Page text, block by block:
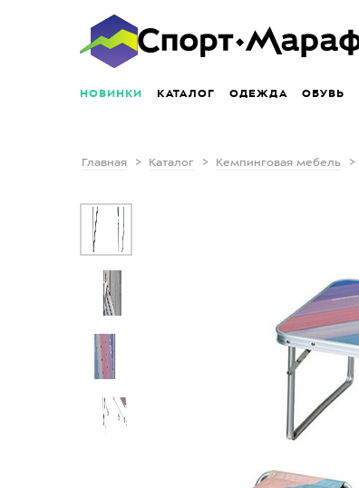
НОВИНКИ КАТАЛОГ ОДЕЖДА ОБУВЬ
Главная Каталог Кемпинговая мебель